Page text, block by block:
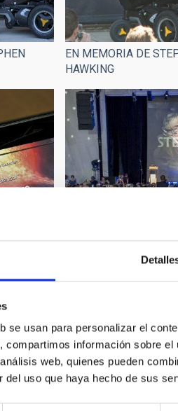
se usan para personalizar el
compartimos información sobre
web, quienes pueden
del uso que haya hecho de sus
EN MEMORIA DE
HAWKING